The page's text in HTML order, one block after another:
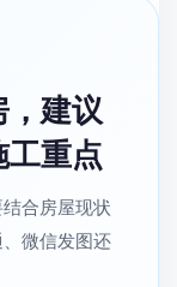
，建议
工重点
合房屋现状
微信发图还